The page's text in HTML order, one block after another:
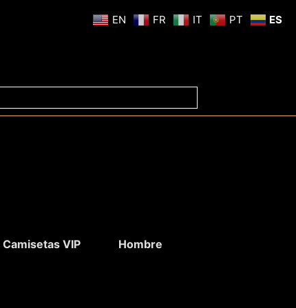
Camisetas VIP Hombre
EN FR IT PT ES